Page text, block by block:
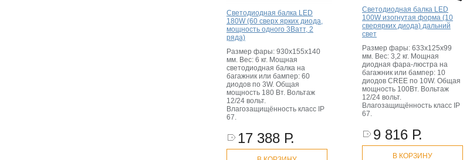
Светодиодная балка LED
180W (60 сверх ярких диода,
мощность одного 3Ватт, 2
ряда)
Размер фары: 930х155х140
мм. Вес: 6 кг. Мощная
светодиодная балка на
багажник или бампер: 60
диодов по 3W. Общая
мощность 180 Вт. Вольтаж
12/24 вольт.
Влагозащищённость класс IP
67.
17 388 Р.
Светодиодная балка LED
100W изогнутая форма (10
сверярких диода) дальний
свет
Размер фары: 633х125х99
мм. Вес: 3,2 кг. Мощная
диодная фара-люстра на
багажник или бампер: 10
диодов CREE по 10W. Общая
мощность 100Вт. Вольтаж
12/24 вольт.
Влагозащищённость класс IP
67.
9 816 Р.
В КОРЗИНУ